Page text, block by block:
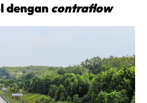
dengan contraflow